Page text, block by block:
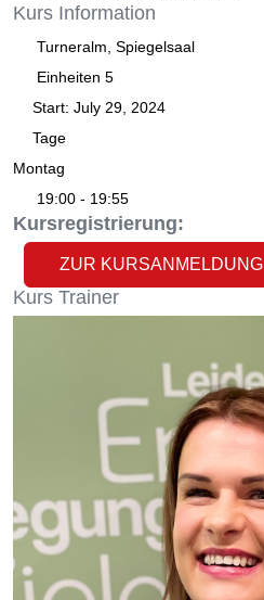
Kurs Information
Turneralm, Spiegelsaal
Einheiten 5
Start: July 29, 2024
Tage
Montag
19:00 - 19:55
Kursregistrierung:
ZUR KURSANMELDUNG
Kurs Trainer